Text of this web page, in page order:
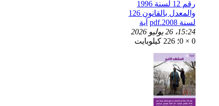
رقم 12 لسنة 1996
والمعدل بالقانون 126
لسنة 2008.pdf
آية
15:24، 26 يوليو 2026
0 × 0؛ 226 كيلوبايت